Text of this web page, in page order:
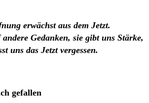
erwächst aus dem Jetzt.
Gedanken, sie gibt uns Stärke,
uns das Jetzt vergessen.
gefallen